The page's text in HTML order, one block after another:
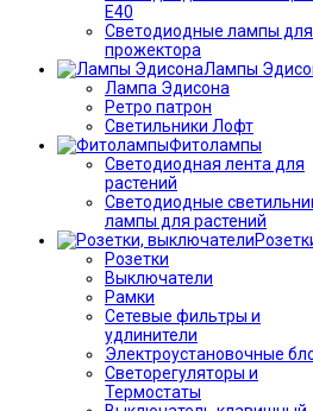
Е40
Светодиодные лампы для
прожектора
Лампы
Лампа Эдисона
Ретро патрон
Светильники Лофт
Фитолампы
Светодиодная лента для
растений
Светодиодные
лампы для растений
Розетки
Выключатели
Рамки
Сетевые фильтры и
удлинители
Электроустановочные
Светорегуляторы и
Термостаты